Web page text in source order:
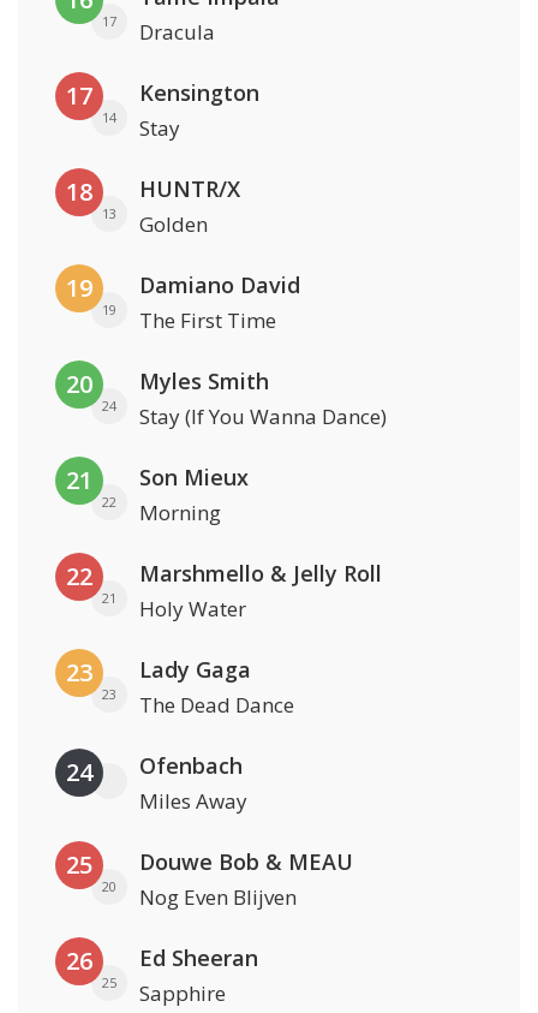
17 Dracula
17
14
Kensington
Stay
18
13
HUNTR/X
Golden
19
19
Damiano David
The First Time
20
24
Myles Smith
Stay (If You Wanna Dance)
21
22
Son Mieux
Morning
22
21
Marshmello & Jelly Roll
Holy Water
23
23
Lady Gaga
The Dead Dance
24 Ofenbach
Miles Away
25
20
Douwe Bob & MEAU
Nog Even Blijven
26
25
Ed Sheeran
Sapphire